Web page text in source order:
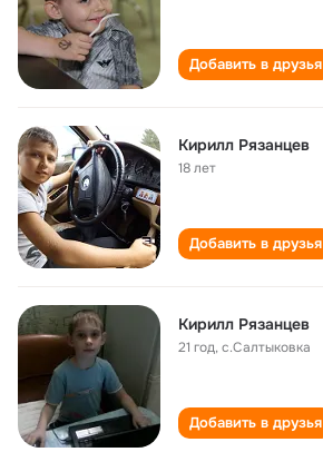
Добавить в друзья
Кирилл Рязанцев
18 лет
Добавить в друзья
Кирилл Рязанцев
21 год,с.Салтыковка
Добавить в друзья